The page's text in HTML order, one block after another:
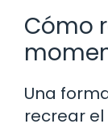
Cómo
Una
recrear